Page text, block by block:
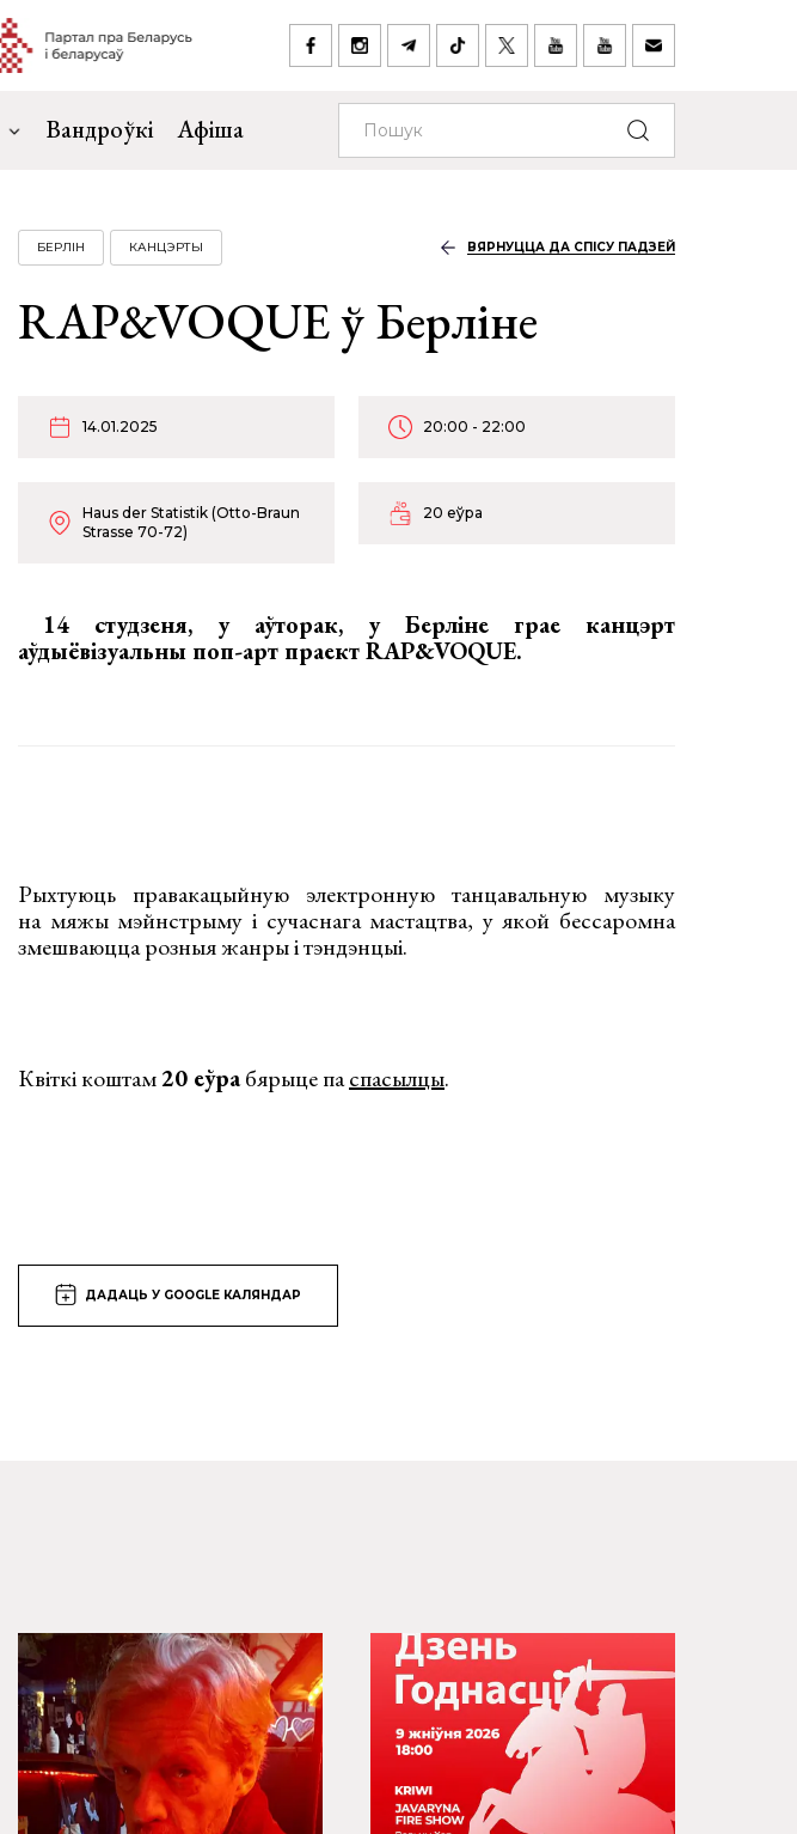
Вандроўкі Афіша
БЕРЛІН КАНЦЭРТЫ ВЯРНУЦЦА ДА СПІСУ ПАДЗЕЙ
RAP&VOQUE ў Берліне
14.01.2025 20:00 - 22:00
Haus der Statistik (Otto-Braun
Strasse 70-72)
20 еўра
14 студзеня, у аўторак, у Берліне грае канцэрт
аўдыёвізуальны поп-арт праект RAP&VOQUE.
Рыхтуюць правакацыйную электронную танцавальную музыку
на мяжы мэйнстрыму і сучаснага мастацтва, у якой бессаромна
змешваюцца розныя жанры і тэндэнцыі.
Квіткі коштам20 еўрабярыце паспасылцы.
ДАДАЦЬ У GOOGLE КАЛЯНДАР